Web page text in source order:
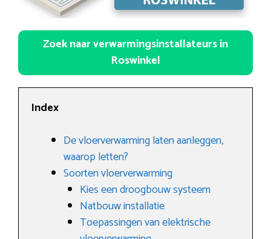
Zoek naar verwarmingsinstallateurs in
Roswinkel
Index
De vloerverwarming laten aanleggen,
waarop letten?
Soorten vloerverwarming
Kies een droogbouw systeem
Natbouw installatie
Toepassingen van elektrische